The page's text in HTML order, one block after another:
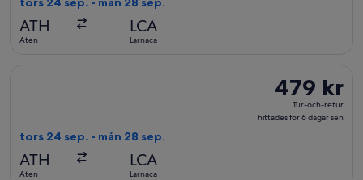
sen
ATH
Aten
LCA
Larnaca
479 kr
Tur-
och-
479 kr
Tur-och-retur
hittades för 6 dagar sen
tors 24 sep. - mån 28 sep.
ATH
Aten
LCA
Larnaca